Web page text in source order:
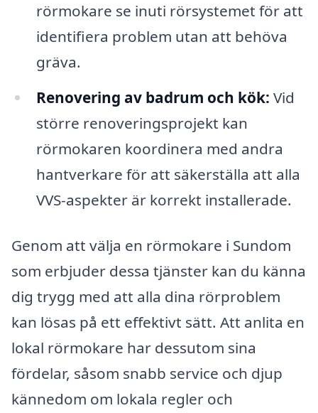
rörmokare se inuti rörsystemet för att
identifiera problem utan att behöva
gräva.
Renovering av badrum och kök: Vid
större renoveringsprojekt kan
rörmokaren koordinera med andra
hantverkare för att säkerställa att alla
VVS-aspekter är korrekt installerade.
Genom att välja en rörmokare i Sundom
som erbjuder dessa tjänster kan du känna
dig trygg med att alla dina rörproblem
kan lösas på ett effektivt sätt. Att anlita en
lokal rörmokare har dessutom sina
fördelar, såsom snabb service och djup
kännedom om lokala regler och